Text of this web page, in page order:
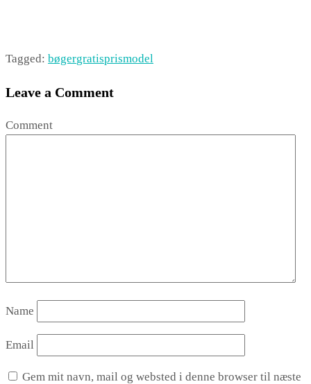
Tagged: bøgergratisprismodel
Leave a Comment
Comment
Name
Email
Gem mit navn, mail og websted i denne browser til næste